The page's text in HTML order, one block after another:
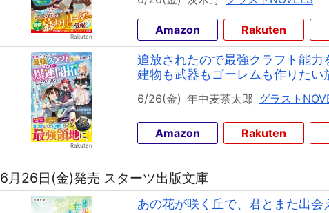
Amazon Rakuten
追放されたので最強クラフト能
建物も武器もゴーレムも作りた
6/26(金) 年中麦茶太郎 グラスト
Amazon Rakuten
6月26日(金)発売 スターツ出版文庫
あの花が咲く丘で、君とまた出